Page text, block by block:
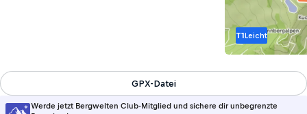
T1Leicht
Werde jetzt Bergwelten Club-Mitglied und sichere dir unbegrenzte
GPX-Datei